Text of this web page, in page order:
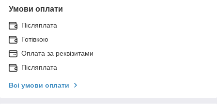
Умови оплати
Післяплата
Готівкою
Оплата за реквізитами
Післяплата
Всі умови оплати